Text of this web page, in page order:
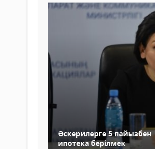
Әскерилерге 5 пайызбен
ипотека берілмек